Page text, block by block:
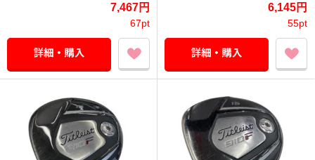
7,467円
67pt
6,145円
55pt